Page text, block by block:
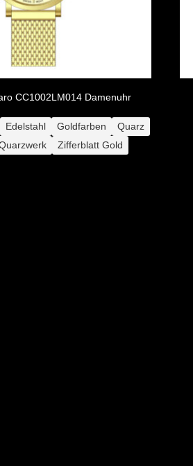
CC1002LM014 Damenuhr
Edelstahl Goldfarben
Quarz
Zifferblatt Gold